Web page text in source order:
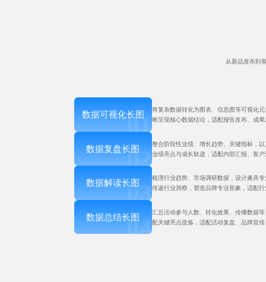
从新品发布到
数据可视化长图
将复杂数据转化为图表、信息图等可视化
晰呈现核心数据结论，适配报告发布、成
数据复盘长图
整合阶段性业绩、增长趋势、关键指标，
业绩亮点与成长轨迹，适配内部汇报、客
数据解读长图
梳理行业趋势、市场调研数据，设计兼具
传递行业洞察，塑造品牌专业形象，适配
数据总结长图
汇总活动参与人数、转化效果、传播数据
配关键亮点提炼，适配活动复盘、品牌宣